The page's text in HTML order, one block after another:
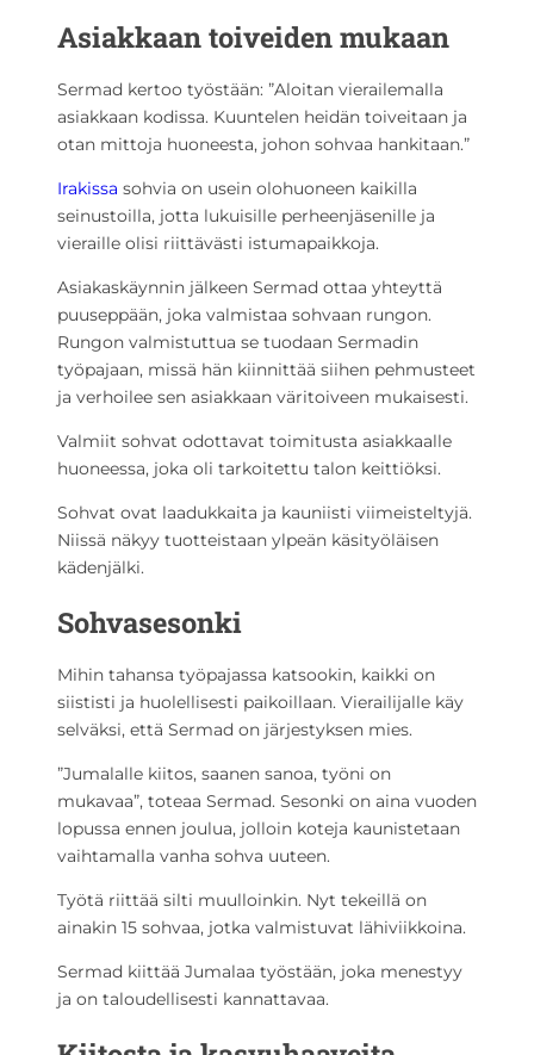
Asiakkaan toiveiden mukaan
Sermad kertoo työstään: ”Aloitan vierailemalla
asiakkaan kodissa. Kuuntelen heidän toiveitaan ja
otan mittoja huoneesta, johon sohvaa hankitaan.”
Irakissa sohvia on usein olohuoneen kaikilla
seinustoilla, jotta lukuisille perheenjäsenille ja
vieraille olisi riittävästi istumapaikkoja.
Asiakaskäynnin jälkeen Sermad ottaa yhteyttä
puuseppään, joka valmistaa sohvaan rungon.
Rungon valmistuttua se tuodaan Sermadin
työpajaan, missä hän kiinnittää siihen pehmusteet
ja verhoilee sen asiakkaan väritoiveen mukaisesti.
Valmiit sohvat odottavat toimitusta asiakkaalle
huoneessa, joka oli tarkoitettu talon keittiöksi.
Sohvat ovat laadukkaita ja kauniisti viimeisteltyjä.
Niissä näkyy tuotteistaan ylpeän käsityöläisen
kädenjälki.
Sohvasesonki
Mihin tahansa työpajassa katsookin, kaikki on
siististi ja huolellisesti paikoillaan. Vierailijalle käy
selväksi, että Sermad on järjestyksen mies.
”Jumalalle kiitos, saanen sanoa, työni on
mukavaa”, toteaa Sermad. Sesonki on aina vuoden
lopussa ennen joulua, jolloin koteja kaunistetaan
vaihtamalla vanha sohva uuteen.
Työtä riittää silti muulloinkin. Nyt tekeillä on
ainakin 15 sohvaa, jotka valmistuvat lähiviikkoina.
Sermad kiittää Jumalaa työstään, joka menestyy
ja on taloudellisesti kannattavaa.